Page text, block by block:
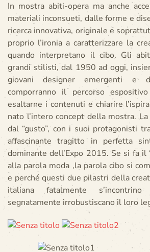
In mostra abiti-opera ma anche
materiali inconsueti, dalle forme e
ricerca innovativa, originale e
proprio l’ironia a caratterizzare la
quando interpretano il cibo. Gli
grandi stilisti, dal 1950 ad oggi,
giovani designer emergenti e
comporranno il percorso
esaltarne i contenuti e chiarire
nato l’intero concept della mostra.
dal “gusto”, con i suoi protagonisti
affascinante tragitto in perfetta
dominante dell’Expo 2015. Se si fa il
alla parola moda ,la parola cibo si
e perché questi due pilastri della
italiana fatalmente
segnatamente irrobustiscano il loro